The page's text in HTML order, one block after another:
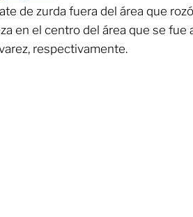
de zurda fuera del área que
en el centro del área que se fue
respectivamente.